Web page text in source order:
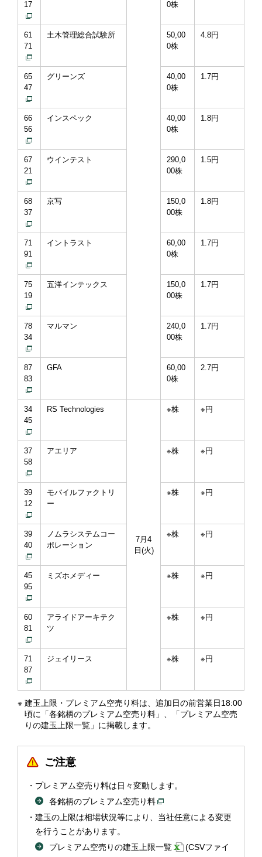
17
0株
61
71
土木管理総合試験所
50,00
0株
4.8円
65
47
グリーンズ
40,00
0株
1.7円
66
56
インスペック
40,00
0株
1.8円
67
21
ウインテスト
290,0
00株
1.5円
68
37
京写
150,0
00株
1.8円
71
91
イントラスト
60,00
0株
1.7円
75
19
五洋インテックス
150,0
00株
1.7円
78
34
マルマン
240,0
00株
1.7円
87
83
GFA
60,00
0株
2.7円
34
45
RS Technologies
7月4
日(火)
※株 ※円
37
58
アエリア ※株 ※円
39
12
モバイルファクトリ
ー
※株 ※円
39
40
ノムラシステムコー
ポレーション
※株 ※円
45
95
ミズホメディー ※株 ※円
60
81
アライドアーキテク
ツ
※株 ※円
71
87
ジェイリース ※株 ※円
※ 建玉上限・プレミアム空売り料は、追加日の前営業日18:00
頃に「各銘柄のプレミアム空売り料」、「プレミアム空売
りの建玉上限一覧」に掲載します。
ご注意
プレミアム空売り料は日々変動します。
各銘柄のプレミアム空売り料
建玉の上限は相場状況等により、当社任意による変更
を行うことがあります。
プレミアム空売りの建玉上限一覧
(CSVファイ